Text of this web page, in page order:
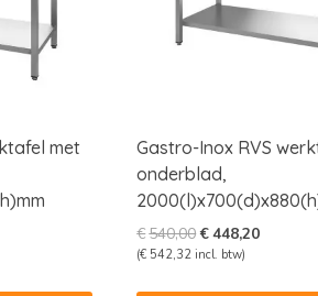
met
Gastro-Inox RVS
onderblad,
€540,00Oorspronkelijke
prijs
€448,20Huidige
(€ 542,32 incl. btw)